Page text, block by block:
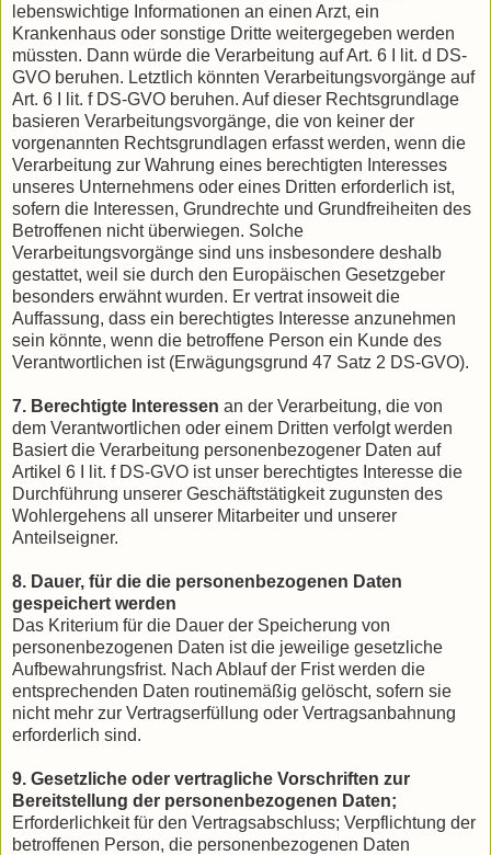
lebenswichtige Informationen an einen Arzt, ein
Krankenhaus oder sonstige Dritte weitergegeben werden
müssten. Dann würde die Verarbeitung auf Art. 6 I lit. d DS-
GVO beruhen. Letztlich könnten Verarbeitungsvorgänge auf
Art. 6 I lit. f DS-GVO beruhen. Auf dieser Rechtsgrundlage
basieren Verarbeitungsvorgänge, die von keiner der
vorgenannten Rechtsgrundlagen erfasst werden, wenn die
Verarbeitung zur Wahrung eines berechtigten Interesses
unseres Unternehmens oder eines Dritten erforderlich ist,
sofern die Interessen, Grundrechte und Grundfreiheiten des
Betroffenen nicht überwiegen. Solche
Verarbeitungsvorgänge sind uns insbesondere deshalb
gestattet, weil sie durch den Europäischen Gesetzgeber
besonders erwähnt wurden. Er vertrat insoweit die
Auffassung, dass ein berechtigtes Interesse anzunehmen
sein könnte, wenn die betroffene Person ein Kunde des
Verantwortlichen ist (Erwägungsgrund 47 Satz 2 DS-GVO).
7. Berechtigte Interessen an der Verarbeitung, die von
dem Verantwortlichen oder einem Dritten verfolgt werden
Basiert die Verarbeitung personenbezogener Daten auf
Artikel 6 I lit. f DS-GVO ist unser berechtigtes Interesse die
Durchführung unserer Geschäftstätigkeit zugunsten des
Wohlergehens all unserer Mitarbeiter und unserer
Anteilseigner.
8. Dauer, für die die personenbezogenen Daten
gespeichert werden
Das Kriterium für die Dauer der Speicherung von
personenbezogenen Daten ist die jeweilige gesetzliche
Aufbewahrungsfrist. Nach Ablauf der Frist werden die
entsprechenden Daten routinemäßig gelöscht, sofern sie
nicht mehr zur Vertragserfüllung oder Vertragsanbahnung
erforderlich sind.
9. Gesetzliche oder vertragliche Vorschriften zur
Bereitstellung der personenbezogenen Daten;
Erforderlichkeit für den Vertragsabschluss; Verpflichtung der
betroffenen Person, die personenbezogenen Daten